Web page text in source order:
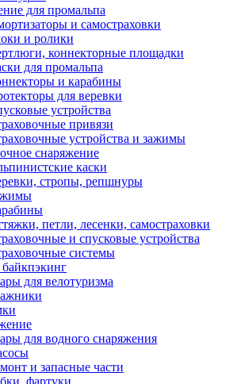
для промальпа
и самостраховки
и ролики
коннекторные площадки
для промальпа
и карабины
для веревки
устройства
привязи
устройства и зажимы
снаряжение
каски
стропы, репшнуры
петли, лесенки, самостраховки
и спусковые устройства
системы
для велотуризма
для водного снаряжения
и запасные части
фартуки